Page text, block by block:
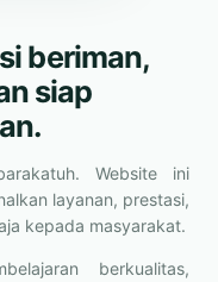
beriman,
siap
Website ini
layanan, prestasi,
kepada masyarakat.
berkualitas,